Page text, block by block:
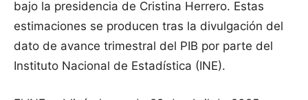
bajo la presidencia de Cristina Herrero. Estas
estimaciones se producen tras la divulgación del
dato de avance trimestral del PIB por parte del
Instituto Nacional de Estadística (INE).